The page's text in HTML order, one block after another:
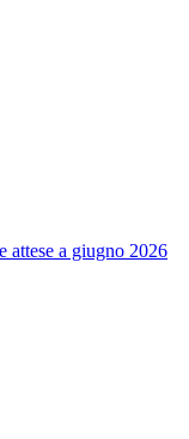
attese a giugno 2026